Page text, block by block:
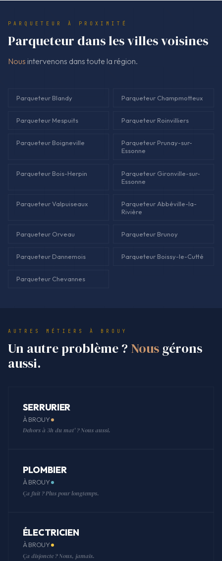
produits. Le montant facturé correspond au devis signé, sauf
PARQUETEUR À PROXIMITÉ
Parqueteur dans les villes voisines
Nous intervenons dans toute la région.
Parqueteur Blandy Parqueteur Champmotteux
Parqueteur Mespuits Parqueteur Roinvilliers
Parqueteur Boigneville
Parqueteur Prunay-sur-
Essonne
Parqueteur Bois-Herpin
Parqueteur Gironville-sur-
Essonne
Parqueteur Valpuiseaux
Parqueteur Abbéville-la-
Rivière
Parqueteur Orveau Parqueteur Brunoy
Parqueteur Dannemois Parqueteur Boissy-le-Cutté
Parqueteur Chevannes
AUTRES MÉTIERS À BROUY
Un autre problème ? Nous gérons
aussi.
SERRURIER
À BROUY
Dehors à 3h du mat' ? Nous aussi.
PLOMBIER
À BROUY
Ça fuit ? Plus pour longtemps.
ÉLECTRICIEN
À BROUY
Ça disjoncte ? Nous, jamais.